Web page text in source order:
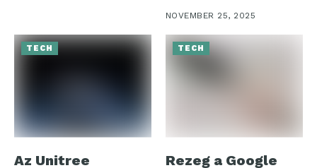
NOVEMBER 25, 2025
TECH
Az Unitree
TECH
Rezeg a Google